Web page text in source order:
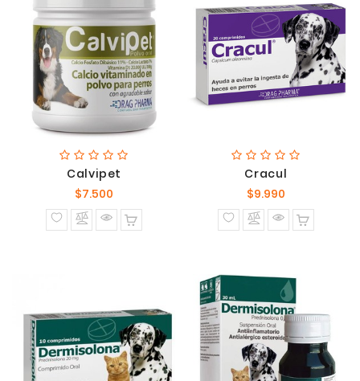
Calvipet
$7.500
normal
Cracul
$9.990
normal